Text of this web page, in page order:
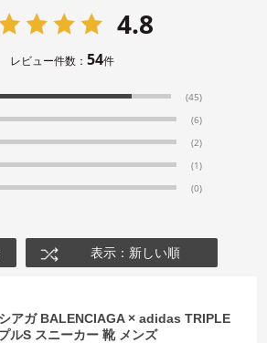
4.8
レビュー件数： 54件
(45)
(6)
(2)
(1)
(0)
表示：新しい順
アガ BALENCIAGA × adidas TRIPLE
ルS スニーカー 靴 メンズ